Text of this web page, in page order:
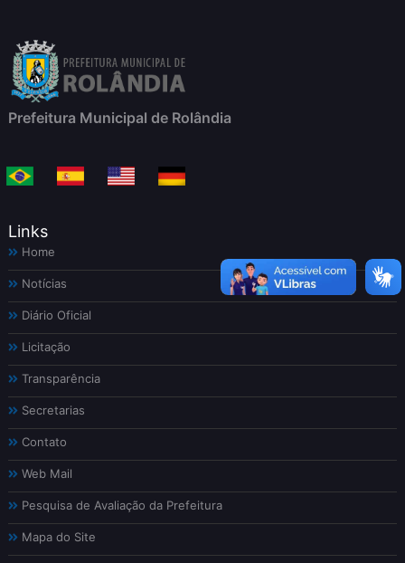
Prefeitura Municipal de Rolândia
Links
Home
Notícias
Diário Oficial
Licitação
Transparência
Secretarias
Contato
Web Mail
Pesquisa de Avaliação da Prefeitura
Mapa do Site